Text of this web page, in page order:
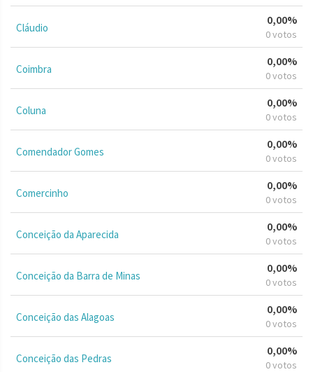
Cláudio
0,00%
0 votos
Coimbra
0,00%
0 votos
Coluna
0,00%
0 votos
Comendador Gomes
0,00%
0 votos
Comercinho
0,00%
0 votos
Conceição da Aparecida
0,00%
0 votos
Conceição da Barra de Minas
0,00%
0 votos
Conceição das Alagoas
0,00%
0 votos
Conceição das Pedras
0,00%
0 votos